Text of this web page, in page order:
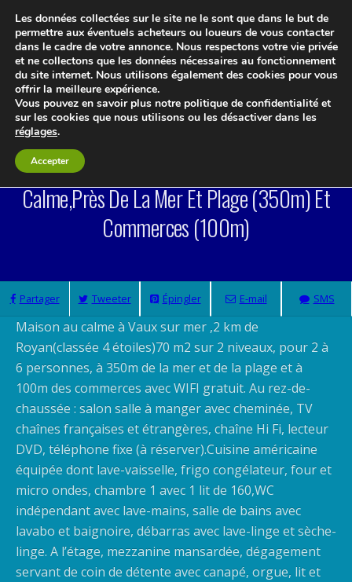
Le blog 3d-immo-visites
Maison De Vacances Royan, Vaux Sur Mer,au
Calme,près De La Mer Et Plage (350m) Et
Commerces (100m)
Partager Tweeter Épingler E-mail SMS
Maison au calme à Vaux sur mer ,2 km de
Royan(classée 4 étoiles)70 m2 sur 2 niveaux, pour 2 à
6 personnes, à 350m de la mer et de la plage et à
100m des commerces avec WIFI gratuit. Au rez-de-
chaussée : salon salle à manger avec cheminée, TV
chaînes françaises et étrangères, chaîne Hi Fi, lecteur
DVD, téléphone fixe (à réserver).Cuisine américaine
équipée dont lave-vaisselle, frigo congélateur, four et
micro ondes, chambre 1 avec 1 lit de 160,WC
indépendant avec lave-mains, salle de bains avec
lavabo et baignoire, débarras avec lave-linge et sèche-
linge. A l’étage, mezzanine mansardée, dégagement
servant de coin de détente avec canapé, orgue, lit et
Les données collectées sur le site ne le sont que dans le but de
permettre aux éventuels acheteurs ou loueurs de vous contacter
dans le cadre de votre annonce. Nous respectons votre vie privée
et ne collectons que les données nécessaires au fonctionnement
du site internet. Nous utilisons également des cookies pour vous
offrir la meilleure expérience.
Vous pouvez en savoir plus notre politique de confidentialité et
sur les cookies que nous utilisons ou les désactiver dans les
réglages.
Accepter